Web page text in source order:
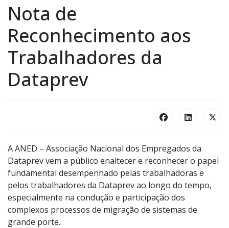
Nota de
Reconhecimento aos
Trabalhadores da
Dataprev
A ANED – Associação Nacional dos Empregados da
Dataprev vem a público enaltecer e reconhecer o papel
fundamental desempenhado pelas trabalhadoras e
pelos trabalhadores da Dataprev ao longo do tempo,
especialmente na condução e participação dos
complexos processos de migração de sistemas de
grande porte.